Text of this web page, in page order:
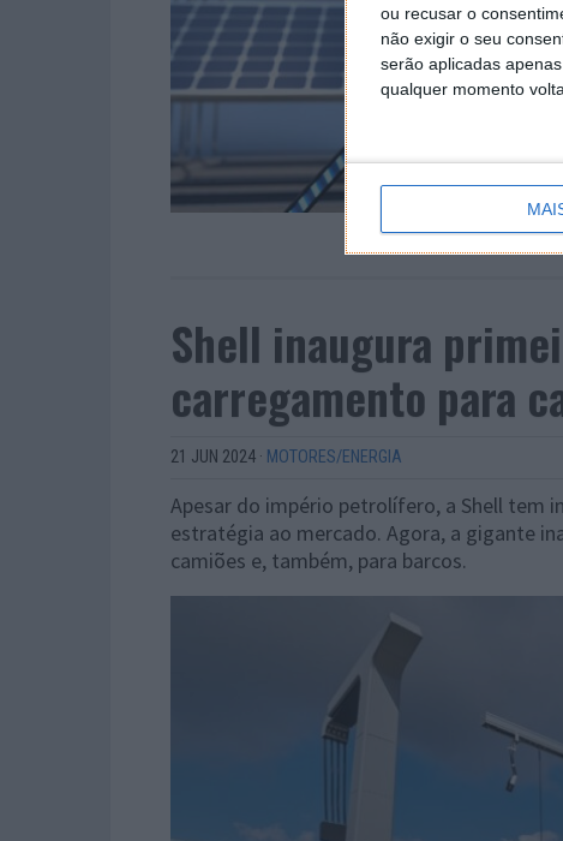
ou recusar o
não exigir o seu
serão aplicadas
qualquer momento
Shell inaugura
carregamento para
21 JUN 2024 · MOTORES/ENERGIA
Apesar do império petrolífero, a Shell tem
estratégia ao mercado. Agora, a gigante
camiões e, também, para barcos.